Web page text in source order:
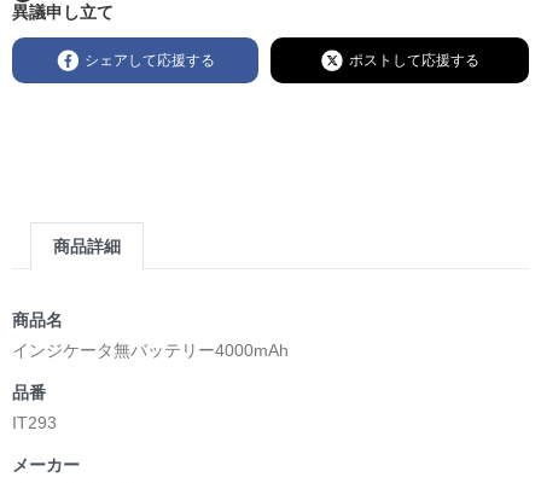
異議申し立て
シェアして応援する ポストして応援する
商品詳細
商品名
インジケータ無バッテリー4000mAh
品番
IT293
メーカー